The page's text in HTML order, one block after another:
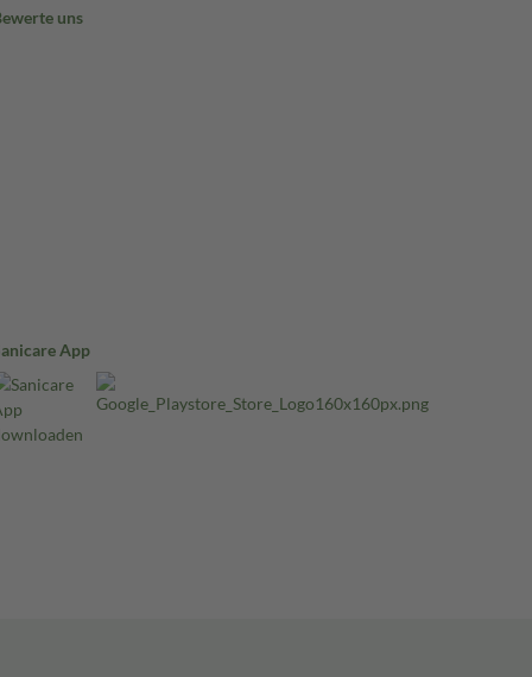
uns
App